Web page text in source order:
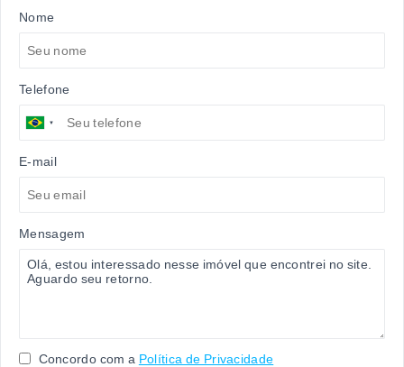
Nome
Telefone
E-mail
Mensagem
Concordo com a Política de Privacidade